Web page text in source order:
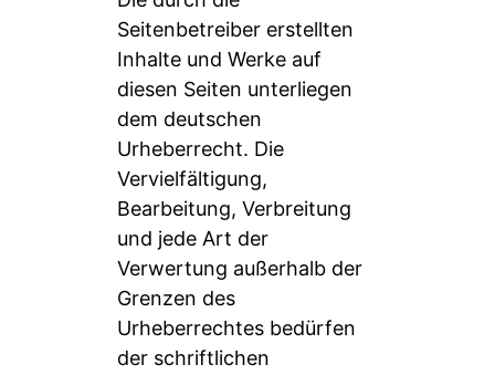
Seitenbetreiber erstellten
Inhalte und Werke auf
diesen Seiten unterliegen
dem deutschen
Urheberrecht. Die
Vervielfältigung,
Bearbeitung, Verbreitung
und jede Art der
Verwertung außerhalb der
Grenzen des
Urheberrechtes bedürfen
der schriftlichen